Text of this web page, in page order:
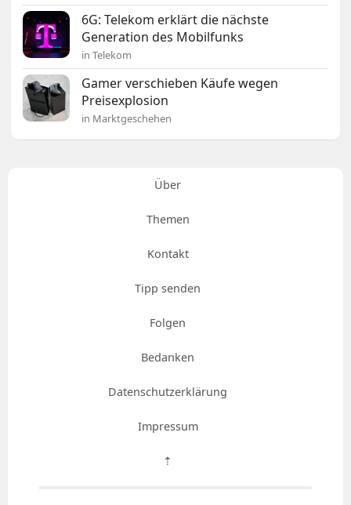
6G: Telekom erklärt die nächste
Generation des Mobilfunks
in Telekom
Gamer verschieben Käufe wegen
Preisexplosion
in Marktgeschehen
Über
Themen
Kontakt
Tipp senden
Folgen
Bedanken
Datenschutzerklärung
Impressum
⇡